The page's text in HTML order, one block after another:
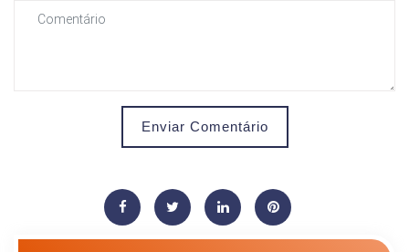
Enviar Comentário